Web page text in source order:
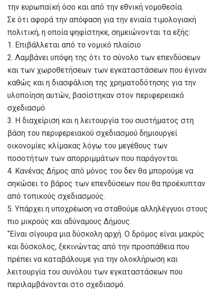
την ευρωπαϊκή όσο και από την εθνική νομοθεσία.
Σε ότι αφορά την απόφαση για την ενιαία τιμολογιακή
πολιτική, η οποία ψηφίστηκε, σημειώνονται τα εξής:
1. Επιβάλλεται από το νομικό πλαίσιο
2. Λαμβάνει υπόψη της ότι το σύνολο των επενδύσεων
και των χωροθετήσεων των εγκαταστάσεων που έγιναν
καθώς και η διασφάλιση της χρηματοδότησης για την
υλοποίηση αυτών, βασίστηκαν στον περιφερειακό
σχεδιασμό
3. Η διαχείριση και η λειτουργία του συστήματος στη
βάση του περιφερειακού σχεδιασμού δημιουργεί
οικονομίες κλίμακας λόγω του μεγέθους των
ποσοτήτων των απορριμμάτων που παράγονται.
4. Κανένας Δήμος από μόνος του δεν θα μπορούμε να
σηκώσει το βάρος των επενδύσεων που θα προέκυπταν
από τοπικούς σχεδιασμούς.
5. Υπάρχει η υποχρέωση να σταθούμε αλληλέγγυοι στους
πιο μικρούς και αδύναμους Δήμους.
“Είναι σίγουρα μια δύσκολη αρχή. Ο δρόμος είναι μακρύς
και δύσκολος, ξεκινώντας από την προσπάθεια που
πρέπει να καταβάλουμε για την ολοκλήρωση και
λειτουργία του συνόλου των εγκαταστάσεων που
περιλαμβάνονται στο σχεδιασμό.